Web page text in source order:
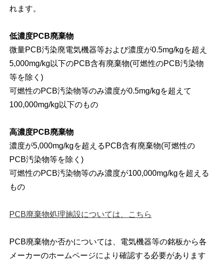
れます。
低濃度PCB廃棄物
微量PCB汚染廃電気機器等および濃度が0.5mg/kgを超え
5,000mg/kg以下のPCB含有廃棄物(可燃性のPCB汚染物
等を除く)
可燃性のPCB汚染物等のみ濃度が0.5mg/kgを超えて
100,000mg/kg以下のもの
高濃度PCB廃棄物
濃度が5,000mg/kgを超えるPCB含有廃棄物(可燃性の
PCB汚染物等を除く)
可燃性のPCB汚染物等のみ濃度が100,000mg/kgを超える
もの
PCB廃棄物処理施設については、こちら
PCB廃棄物か否かについては、電気機器等の銘板から各
メーカーのホームページにより確認する必要があります